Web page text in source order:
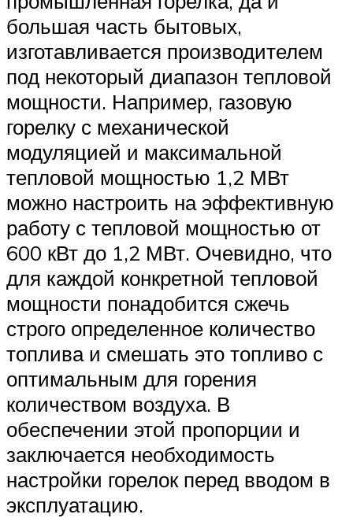
большая часть бытовых,
изготавливается производителем
под некоторый диапазон тепловой
мощности. Например, газовую
горелку с механической
модуляцией и максимальной
тепловой мощностью 1,2 МВт
можно настроить на эффективную
работу с тепловой мощностью от
600 кВт до 1,2 МВт. Очевидно, что
для каждой конкретной тепловой
мощности понадобится сжечь
строго определенное количество
топлива и смешать это топливо с
оптимальным для горения
количеством воздуха. В
обеспечении этой пропорции и
заключается необходимость
настройки горелок перед вводом в
эксплуатацию.